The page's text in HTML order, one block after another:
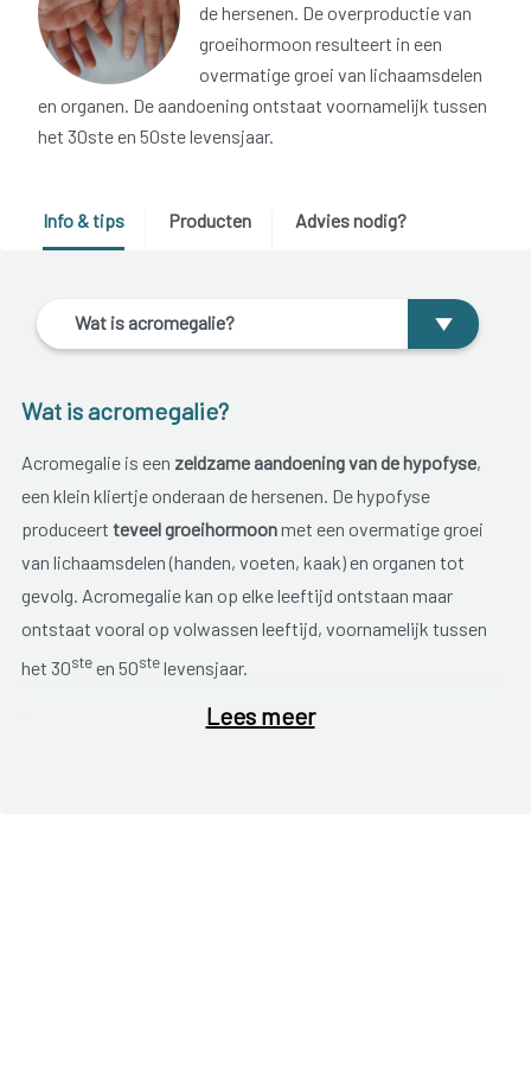
de hersenen. De overproductie van
groeihormoon resulteert in een
overmatige groei van lichaamsdelen
en organen. De aandoening ontstaat voornamelijk tussen
het 30ste en 50ste levensjaar.
Info & tips Producten Advies nodig?
Wat is acromegalie?
Wat is acromegalie?
Acromegalie is een zeldzame aandoening van de hypofyse,
een klein kliertje onderaan de hersenen. De hypofyse
produceert teveel groeihormoonmet een overmatige groei
van lichaamsdelen (handen, voeten, kaak) en organen tot
gevolg. Acromegalie kan op elke leeftijd ontstaan maar
ontstaat vooral op volwassen leeftijd, voornamelijk tussen
het 30steen 50stelevensjaar.
zijn:
Lees meer